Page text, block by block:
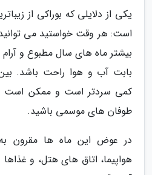
یکی از دلایلی که بوراکی از
است: هر وقت خواستید می توانید
بیشتر ماه های سال مطبوع و
بابت آب و هوا راحت باشد.
کمی سردتر است و ممکن است
طوفان های موسمی باشید.
در عوض این ماه ها مقرون
هواپیما، اتاق های هتل، و